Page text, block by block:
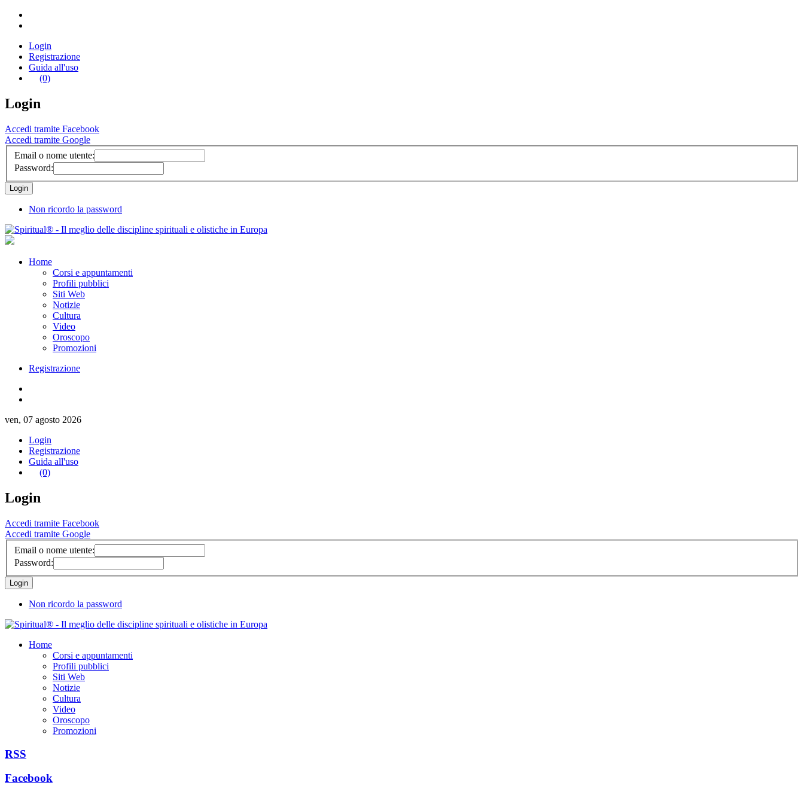
Login
Registrazione
Guida all'uso
(0)
Login
Accedi tramite Facebook
Accedi tramite Google
Email o nome utente:
Password:
Non ricordo la password
Home
Corsi e appuntamenti
Profili pubblici
Siti Web
Notizie
Cultura
Video
Oroscopo
Promozioni
Registrazione
ven, 07 agosto 2026
Login
Registrazione
Guida all'uso
(0)
Login
Accedi tramite Facebook
Accedi tramite Google
Email o nome utente:
Password:
Non ricordo la password
Home
Corsi e appuntamenti
Profili pubblici
Siti Web
Notizie
Cultura
Video
Oroscopo
Promozioni
RSS
Facebook